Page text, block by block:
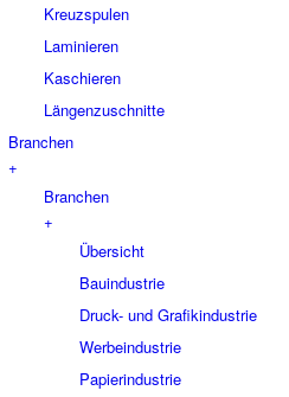
Kreuzspulen
Laminieren
Kaschieren
Längenzuschnitte
Branchen
+
Branchen
+
Übersicht
Bauindustrie
Druck- und Grafikindustrie
Werbeindustrie
Papierindustrie